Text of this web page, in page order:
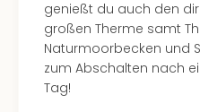
genießt du auch den
großen Therme samt
Naturmoorbecken und
zum Abschalten nach
Tag!